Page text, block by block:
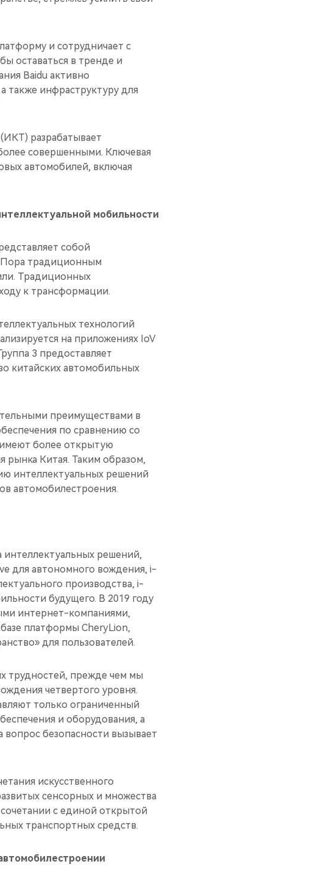
и сотрудничает с
оставаться в тренде и
Baidu активно
также инфраструктуру для
разрабатывает
совершенными. Ключевая
автомобилей, включая
мобильности
собой
Пора традиционным
Традиционных
к трансформации.
технологий
на приложениях IoV
3 предоставляет
китайских автомобильных
преимуществами в
по сравнению со
более открытую
рынка Китая. Таким образом,
интеллектуальных решений
автомобилестроения.
решений,
для автономного вождения, i-
производства, i-
будущего. В 2019 году
интернет-компаниями,
платформы CheryLion,
для пользователей.
трудностей, прежде чем мы
четвертого уровня.
только ограниченный
и оборудования, а
безопасности вызывает
искусственного
сенсорных и множества
с единой открытой
транспортных средств.